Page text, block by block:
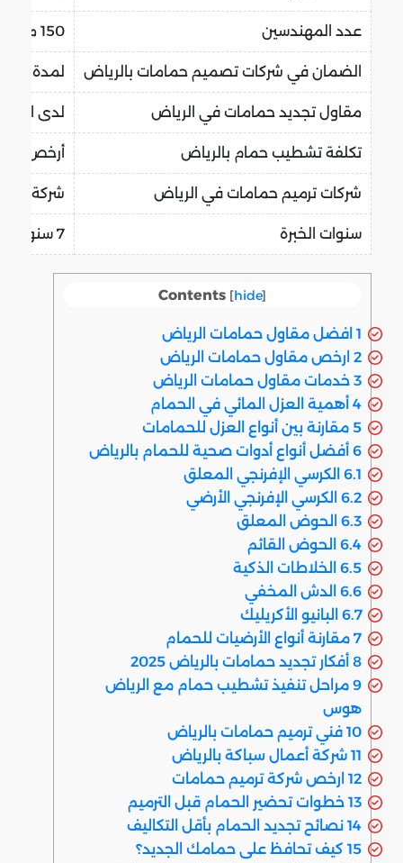
عدد المهندسين 150 مهندس
الضمان في شركات تصميم حمامات بالرياض لمدة
مقاول تجديد حمامات في الرياض لدى
تكلفة تشطيب حمام بالرياض أرخص
شركات ترميم حمامات في الرياض شركة
سنوات الخبرة 7 سنوات
Contents [hide]
1 افضل مقاول حمامات الرياض
2 ارخص مقاول حمامات الرياض
3 خدمات مقاول حمامات الرياض
4 أهمية العزل المائي في الحمام
5 مقارنة بين أنواع العزل للحمامات
6 أفضل أنواع أدوات صحية للحمام بالرياض
6.1 الكرسي الإفرنجي المعلق
6.2 الكرسي الإفرنجي الأرضي
6.3 الحوض المعلق
6.4 الحوض القائم
6.5 الخلاطات الذكية
6.6 الدش المخفي
6.7 البانيو الأكريليك
7 مقارنة أنواع الأرضيات للحمام
8 أفكار تجديد حمامات بالرياض 2025
9 مراحل تنفيذ تشطيب حمام مع الرياض
هوس
10 فني ترميم حمامات بالرياض
11 شركة أعمال سباكة بالرياض
12 ارخص شركة ترميم حمامات
13 خطوات تحضير الحمام قبل الترميم
14 نصائح تجديد الحمام بأقل التكاليف
15 كيف تحافظ على حمامك الجديد؟